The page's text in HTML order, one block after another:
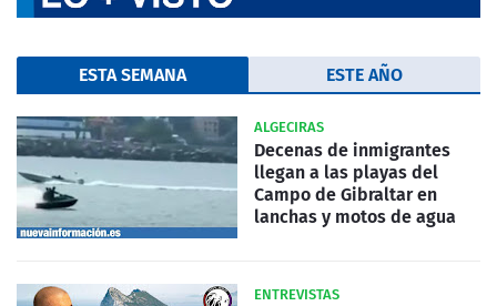
ESTA SEMANA ESTE AÑO
ALGECIRAS
Decenas de inmigrantes
llegan a las playas del
Campo de Gibraltar en
lanchas y motos de agua
ENTREVISTAS